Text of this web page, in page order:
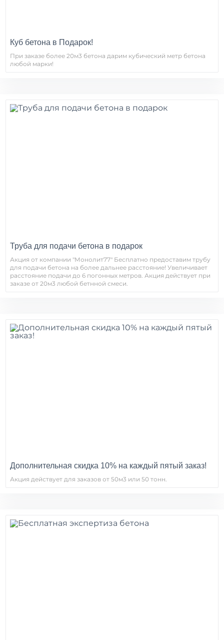
Куб бетона в Подарок!
При заказе более 20м3 бетона дарим кубический метр бетона
любой марки!
Труба для подачи бетона в подарок
Акция от компании "Монолит77" Бесплатно предоставим трубу
для подачи бетона на более дальнее расстояние! Увеличивает
расстояние подачи до 6 погонных метров. Акция действует при
заказе от 20м3 любой бетнной смеси.
Дополнительная скидка 10% на каждый пятый заказ!
Акция действует для заказов от 50м3 или 50 тонн.